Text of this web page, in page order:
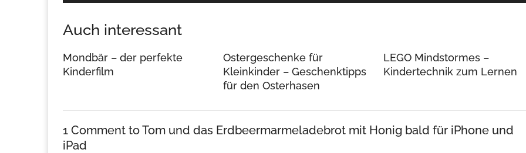
Auch interessant
Mondbär – der perfekte
Kinderfilm
Ostergeschenke für
Kleinkinder – Geschenktipps
für den Osterhasen
LEGO Mindstormes –
Kindertechnik zum Lernen
1 Comment to Tom und das Erdbeermarmeladebrot mit Honig bald für iPhone und
iPad